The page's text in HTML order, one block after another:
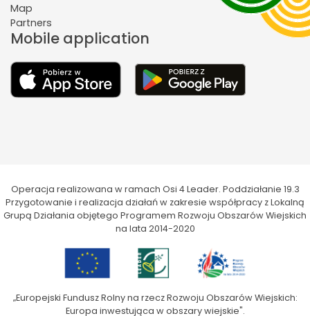
Map
Partners
Mobile application
Operacja realizowana w ramach Osi 4 Leader. Poddziałanie 19.3
Przygotowanie i realizacja działań w zakresie współpracy z Lokalną
Grupą Działania objętego Programem Rozwoju Obszarów Wiejskich
na lata 2014-2020
„Europejski Fundusz Rolny na rzecz Rozwoju Obszarów Wiejskich:
Europa inwestująca w obszary wiejskie".